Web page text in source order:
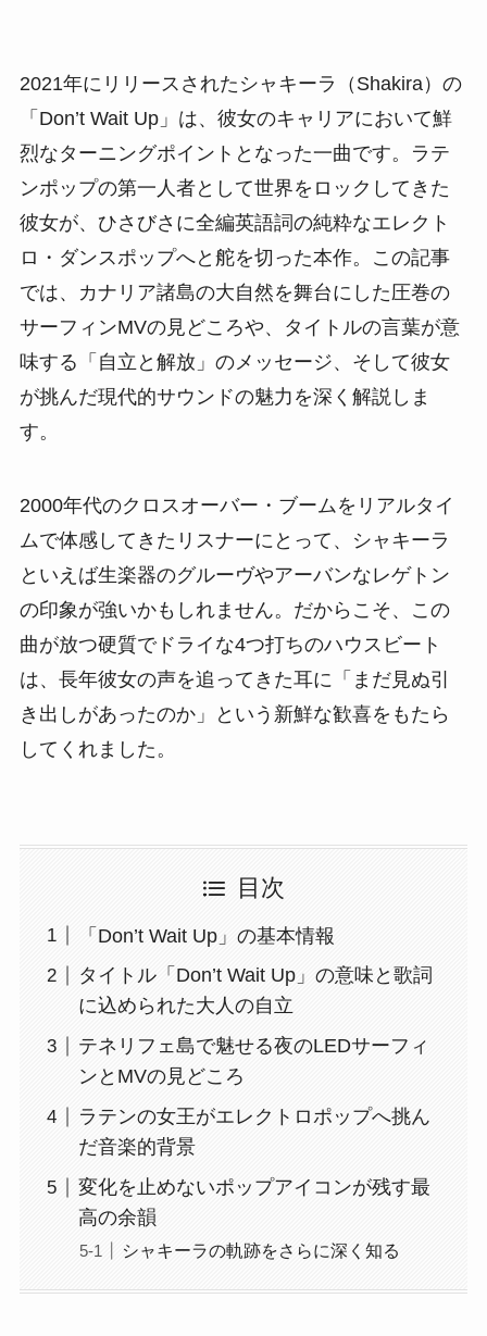
2021年にリリースされたシャキーラ（Shakira）の
「Don’t Wait Up」は、彼女のキャリアにおいて鮮
烈なターニングポイントとなった一曲です。ラテ
ンポップの第一人者として世界をロックしてきた
彼女が、ひさびさに全編英語詞の純粋なエレクト
ロ・ダンスポップへと舵を切った本作。この記事
では、カナリア諸島の大自然を舞台にした圧巻の
サーフィンMVの見どころや、タイトルの言葉が意
味する「自立と解放」のメッセージ、そして彼女
が挑んだ現代的サウンドの魅力を深く解説しま
す。
2000年代のクロスオーバー・ブームをリアルタイ
ムで体感してきたリスナーにとって、シャキーラ
といえば生楽器のグルーヴやアーバンなレゲトン
の印象が強いかもしれません。だからこそ、この
曲が放つ硬質でドライな4つ打ちのハウスビート
は、長年彼女の声を追ってきた耳に「まだ見ぬ引
き出しがあったのか」という新鮮な歓喜をもたら
してくれました。
目次
「Don’t Wait Up」の基本情報
タイトル「Don’t Wait Up」の意味と歌詞
に込められた大人の自立
テネリフェ島で魅せる夜のLEDサーフィ
ンとMVの見どころ
ラテンの女王がエレクトロポップへ挑ん
だ音楽的背景
変化を止めないポップアイコンが残す最
高の余韻
シャキーラの軌跡をさらに深く知る